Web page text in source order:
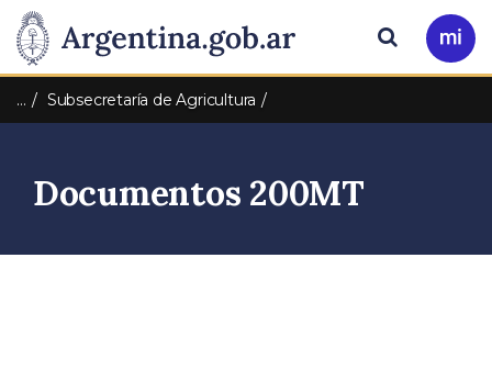
Presidencia
de
Nación
Pasar al contenido principal
Ir
a
Buscar
… Subsecretaría de Agricultura
Documentos 200MT